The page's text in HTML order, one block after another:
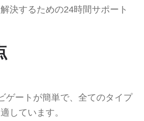
決するための24時間サポート
ゲートが簡単で、全てのタイプ
しています。